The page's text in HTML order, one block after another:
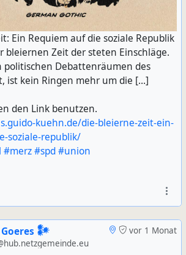
Ein Requiem auf die soziale Republik
bleiernen Zeit der steten Einschläge.
politischen Debattenräumen des
ist kein Ringen mehr um die […]
den Link benutzen.
kuehn.de/die-bleierne-zeit-ein-
soziale-republik/
#merz#spd#union
vor 1 Monat
Goeres 𒀯